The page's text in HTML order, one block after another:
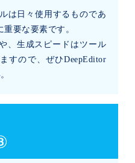
は日々使用するものであ
要な要素です。
、生成スピードはツール
すので、ぜひDeepEditor